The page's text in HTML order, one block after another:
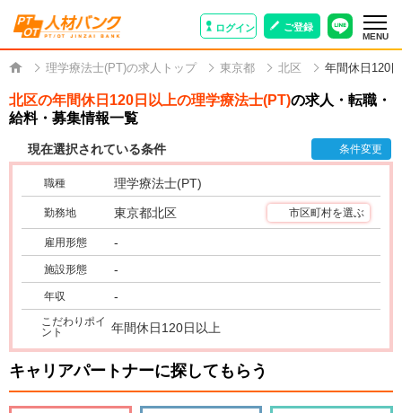
ログイン ご登録
MENU
理学療法士(PT)の求人トップ 東京都 北区 年間休日120
北区の年間休日120日以上の理学療法士(PT)の求人・転職・
給料・募集情報一覧
現在選択されている条件 条件変更
職種 理学療法士(PT)
勤務地 東京都北区 市区町村を選ぶ
雇用形態 -
施設形態 -
年収 -
こだわりポイ
ント
年間休日120日以上
キャリアパートナーに探してもらう